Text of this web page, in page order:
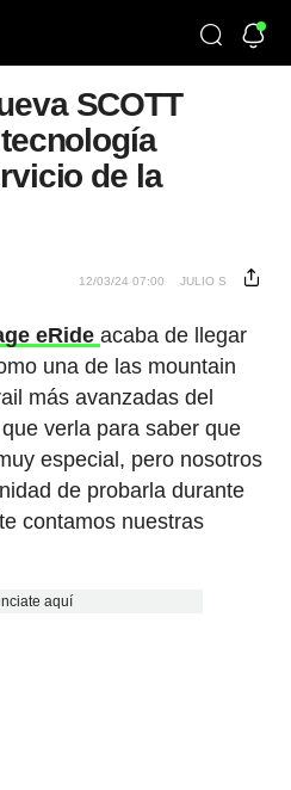
SCOTT
de la
12/03/24 07:00 JULIO S
eRide acaba de llegar
una de las mountain
más avanzadas del
verla para saber que
especial, pero nosotros
de probarla durante
contamos nuestras
aquí